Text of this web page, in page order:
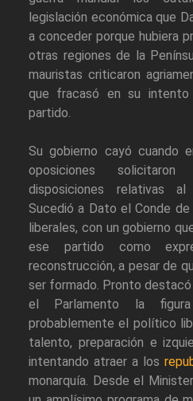
legislación económica que
a conceder porque hubiera
otras regiones de la
mauristas criticaron
que fracasó en su intento
partido.
Su gobierno cayó cuando
oposiciones
disposiciones relativas al
Sucedió a Dato el Conde de
liberales, con un gobierno
ese partido como
reconstrucción, a pesar de
ser formado. Pronto
el Parlamento la
probablemente el político
talento, preparación e
intentando atraer a los
monarquía. Desde el